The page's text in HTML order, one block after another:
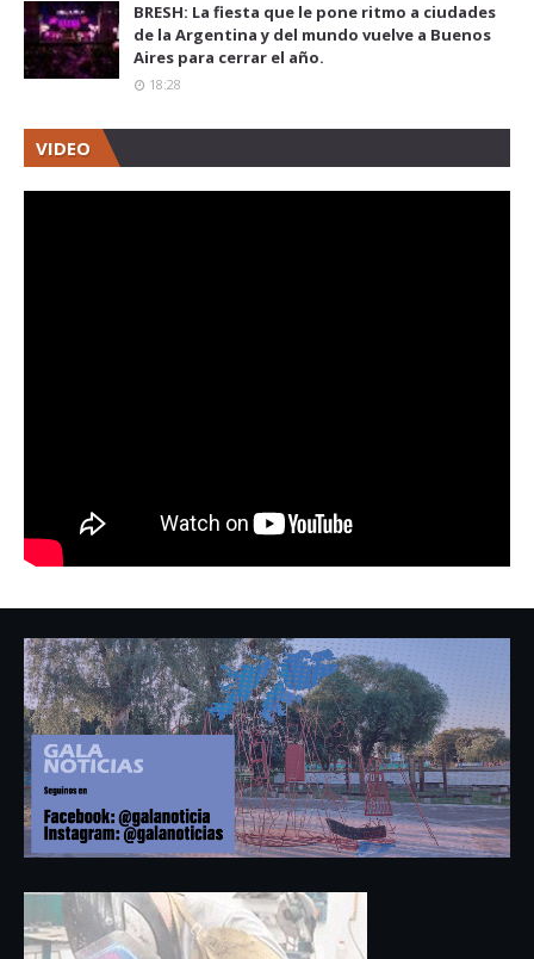
BRESH: La fiesta que le pone ritmo a ciudades
de la Argentina y del mundo vuelve a Buenos
Aires para cerrar el año.
18:28
VIDEO